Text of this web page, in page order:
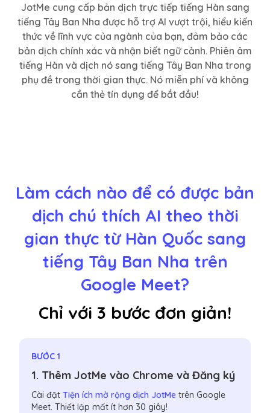
JotMe cung cấp bản dịch trực tiếp tiếng Hàn sang
tiếng Tây Ban Nha được hỗ trợ AI vượt trội, hiểu kiến
thức về lĩnh vực của ngành của bạn, đảm bảo các
bản dịch chính xác và nhận biết ngữ cảnh. Phiên âm
tiếng Hàn và dịch nó sang tiếng Tây Ban Nha trong
phụ đề trong thời gian thực. Nó miễn phí và không
cần thẻ tín dụng để bắt đầu!
Làm cách nào để có được bản
dịch chú thích AI theo thời
gian thực từ Hàn Quốc sang
tiếng Tây Ban Nha trên
Google Meet?
Chỉ với 3 bước đơn giản!
BƯỚC 1
1. Thêm JotMe vào Chrome và Đăng ký
Cài đặtTiện ích mở rộng dịch JotMe trên Google
Meet. Thiết lập mất ít hơn 30 giây!